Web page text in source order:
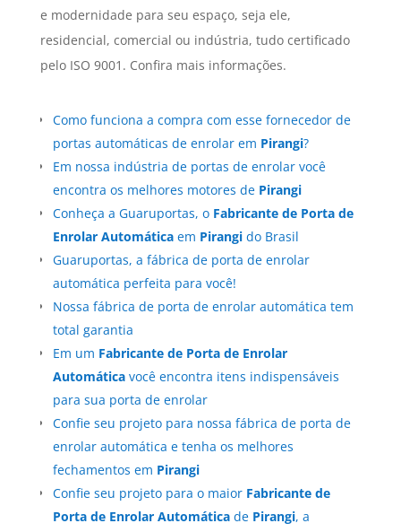
e modernidade para seu espaço, seja ele,
residencial, comercial ou indústria, tudo certificado
pelo ISO 9001. Confira mais informações.
Como funciona a compra com esse fornecedor de
portas automáticas de enrolar em Pirangi?
Em nossa indústria de portas de enrolar você
encontra os melhores motores de Pirangi
Conheça a Guaruportas, o Fabricante de Porta de
Enrolar Automáticaem Pirangido Brasil
Guaruportas, a fábrica de porta de enrolar
automática perfeita para você!
Nossa fábrica de porta de enrolar automática tem
total garantia
Em um Fabricante de Porta de Enrolar
Automáticavocê encontra itens indispensáveis
para sua porta de enrolar
Confie seu projeto para nossa fábrica de porta de
enrolar automática e tenha os melhores
fechamentos em Pirangi
Confie seu projeto para o maior Fabricante de
Porta de Enrolar Automáticade Pirangi, a